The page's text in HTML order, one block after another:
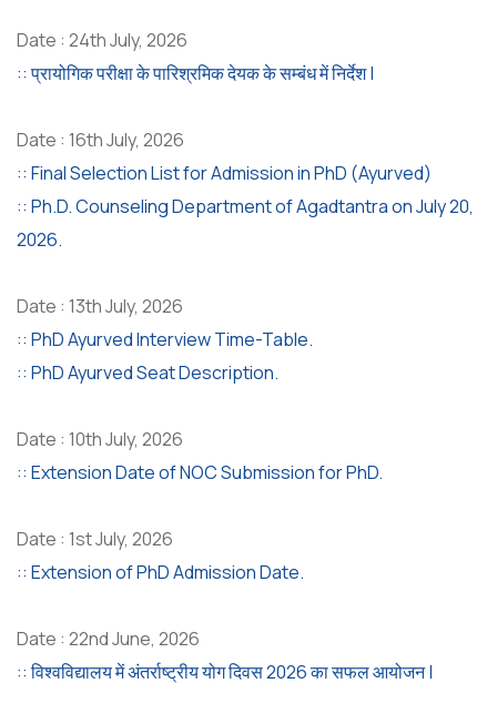
Date : 24th July, 2026
:: प्रायोगिक परीक्षा के पारिश्रमिक देयक के सम्बंध में निर्देश |
Date : 16th July, 2026
:: Final Selection List for Admission in PhD (Ayurved)
:: Ph.D. Counseling Department of Agadtantra on July 20,
2026.
Date : 13th July, 2026
:: PhD Ayurved Interview Time-Table.
:: PhD Ayurved Seat Description.
Date : 10th July, 2026
:: Extension Date of NOC Submission for PhD.
Date : 1st July, 2026
:: Extension of PhD Admission Date.
Date : 22nd June, 2026
:: विश्वविद्यालय में अंतर्राष्ट्रीय योग दिवस 2026 का सफल आयोजन |